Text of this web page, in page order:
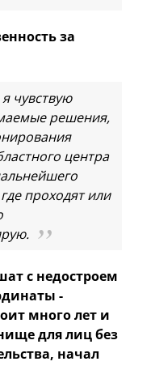
за
чувствую
решения,
центра
проходят или
с недостроем
-
много лет и
для лиц без
начал